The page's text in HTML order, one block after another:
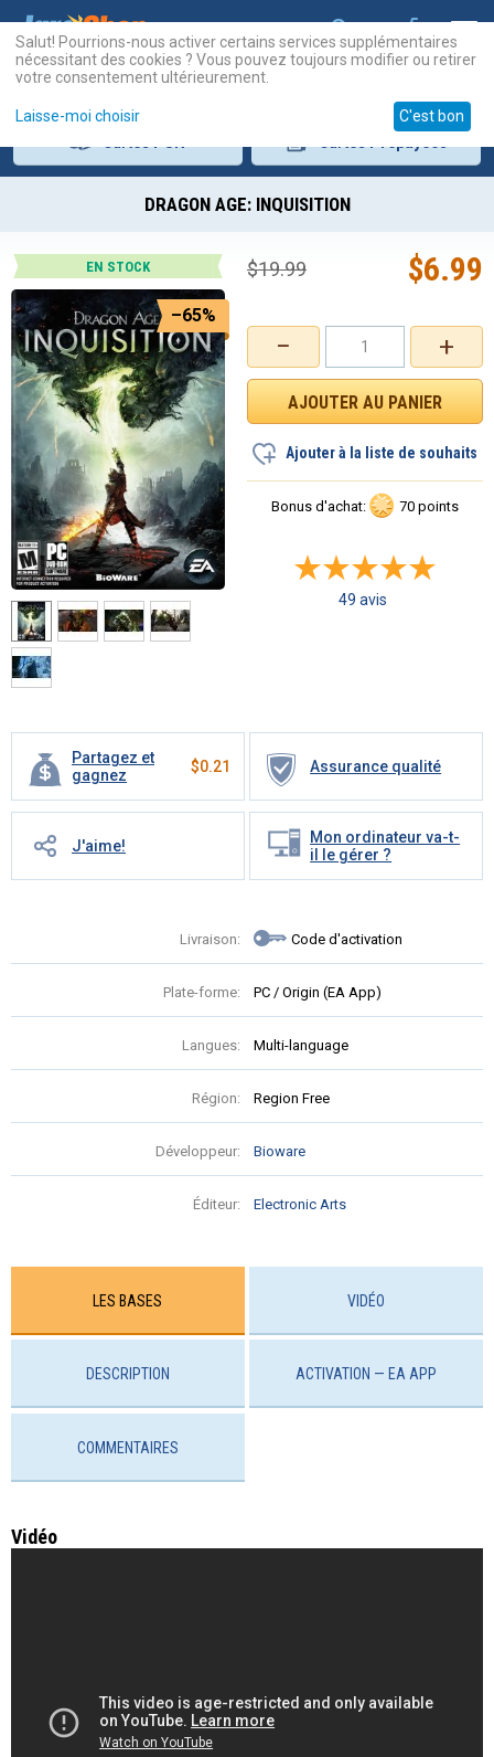
DRAGON AGE: INQUISITION
EN STOCK
–65%
Partagez et
gagnez
$0.21 Assurance qualité
J'aime!
Mon ordinateur va-t-
il le gérer ?
Livraison: Code d'activation
Plate-forme: PC / Origin (EA App)
Langues: Multi-language
Région: Region Free
Développeur: Bioware
Éditeur: Electronic Arts
+
−
$6.99
$19.99
Ajouter à la liste de souhaits
Bonus d'achat: 70 points
49 avis
LES BASES VIDÉO
DESCRIPTION ACTIVATION — EA APP
COMMENTAIRES
Vidéo
Salut! Pourrions-nous activer certains services supplémentaires
nécessitant des cookies ? Vous pouvez toujours modifier ou retirer
votre consentement ultérieurement.
Laisse-moi choisir C'est bon